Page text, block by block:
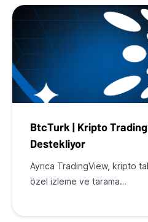
BtcTurk | Kripto
Destekliyor
Ayrıca TradingView, kripto
özel izleme ve tarama…